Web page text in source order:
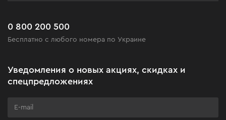
Черная пятница
Клуб мастерства
Часто задаваемые вопросы
0 800 200 500
Бесплатно с любого номера по Украине
Уведомления о новых акциях, скидках и
спецпредложениях